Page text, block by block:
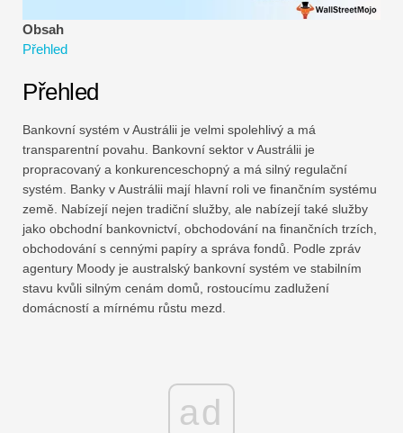
Plná forma
Výukové programy pro řízení rizik
Obsah
Přehled
Přehled
Bankovní systém v Austrálii je velmi spolehlivý a má
transparentní povahu. Bankovní sektor v Austrálii je
propracovaný a konkurenceschopný a má silný regulační
systém. Banky v Austrálii mají hlavní roli ve finančním systému
země. Nabízejí nejen tradiční služby, ale nabízejí také služby
jako obchodní bankovnictví, obchodování na finančních trzích,
obchodování s cennými papíry a správa fondů. Podle zpráv
agentury Moody je australský bankovní systém ve stabilním
stavu kvůli silným cenám domů, rostoucímu zadlužení
domácností a mírnému růstu mezd.
ad